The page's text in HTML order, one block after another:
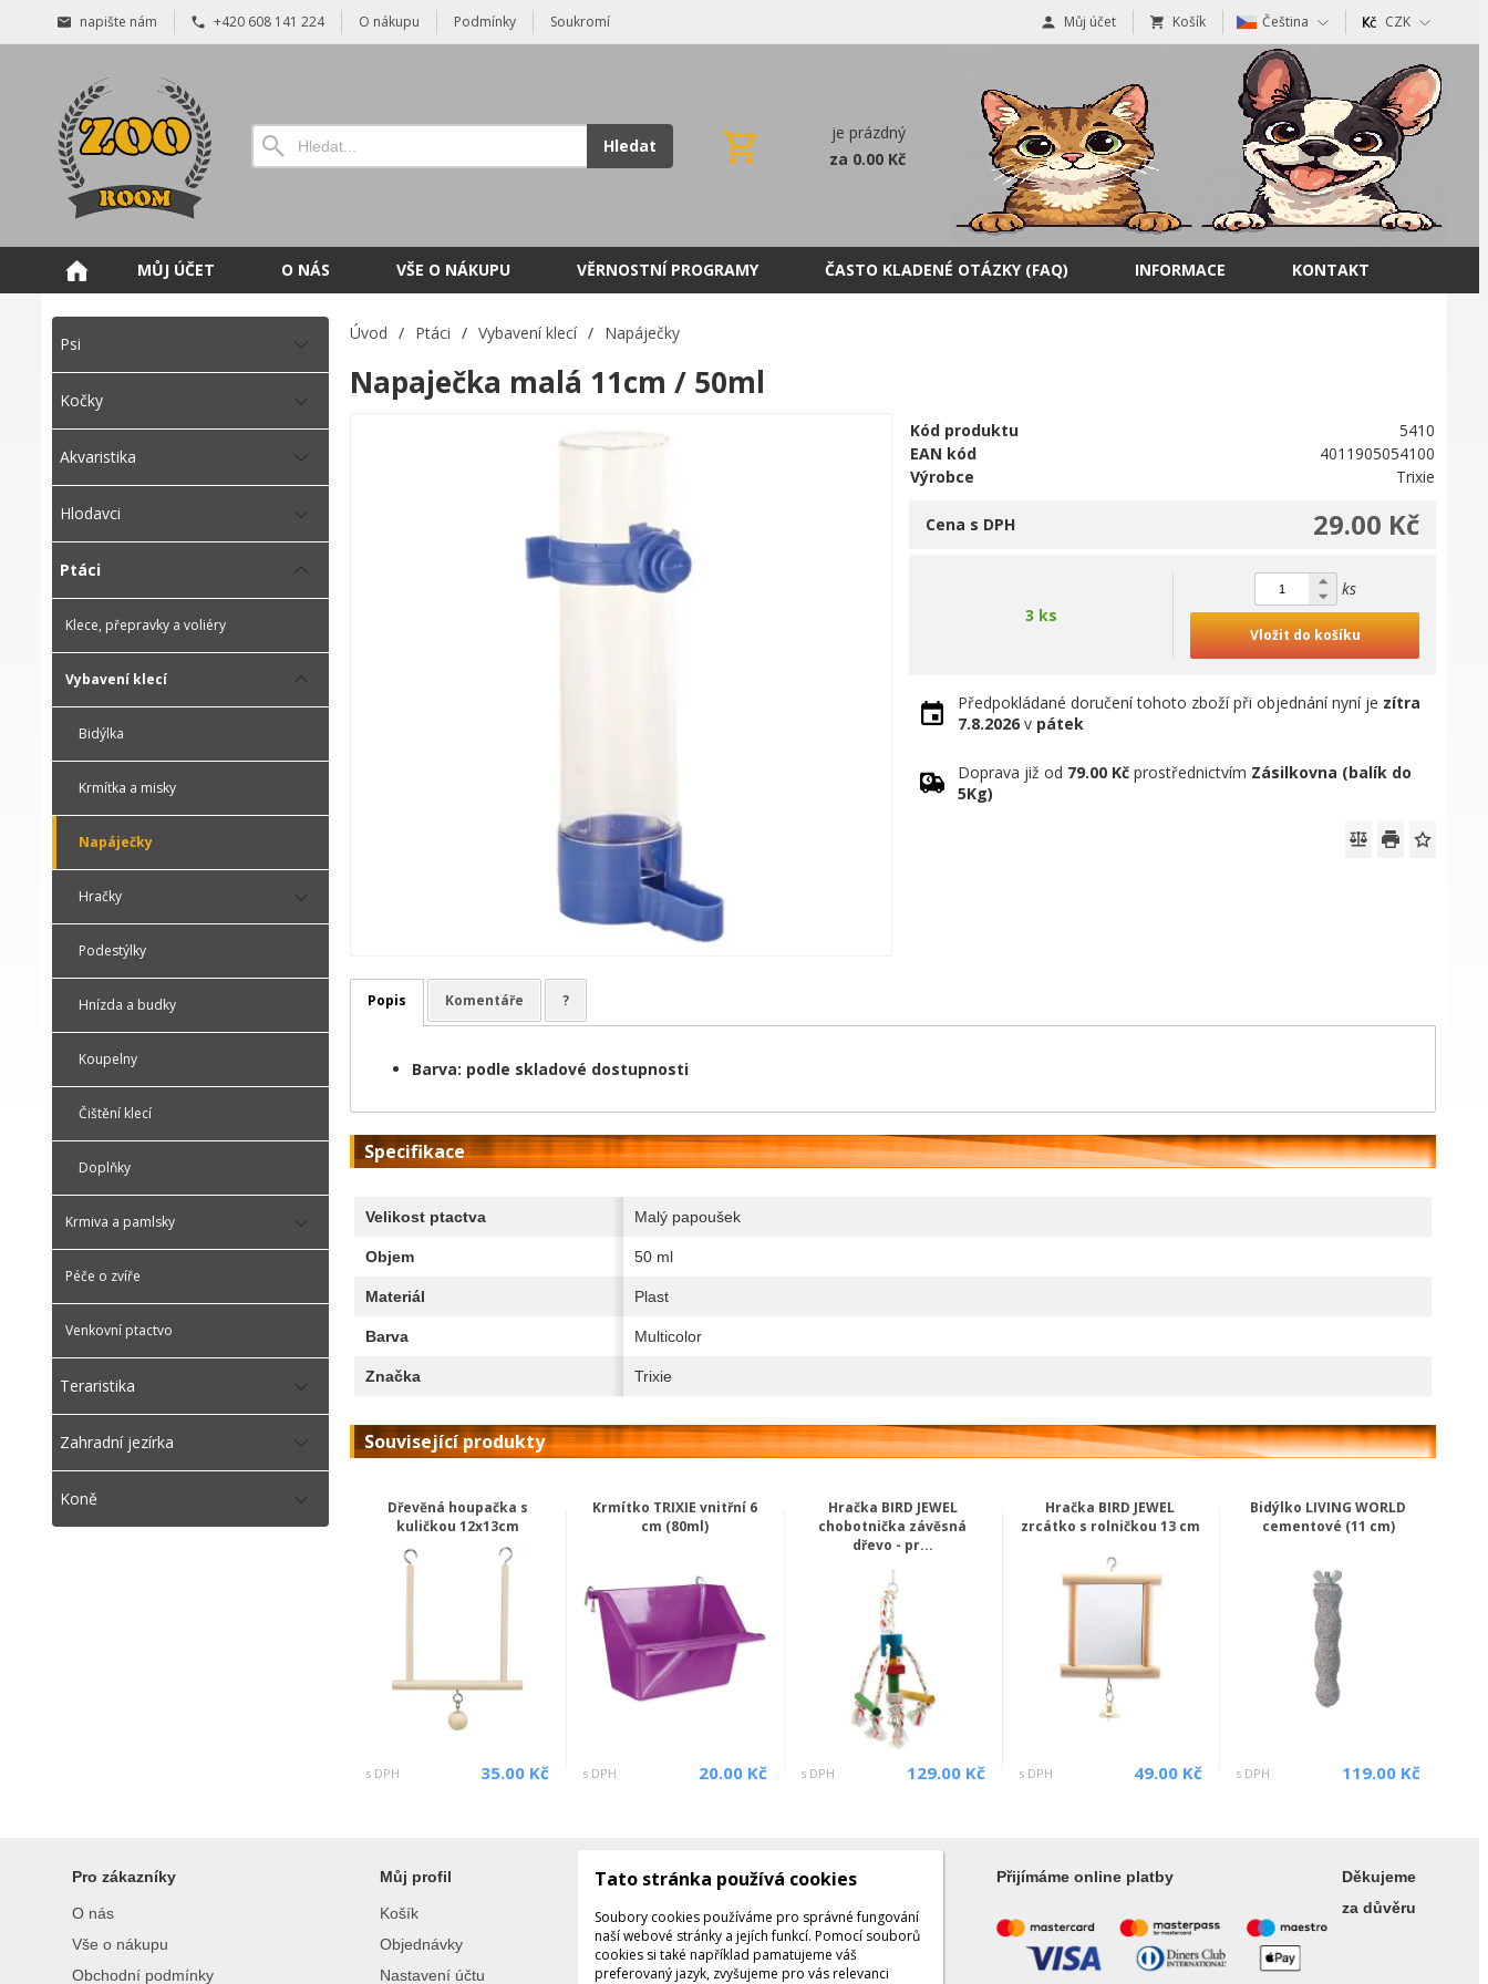
napište nám +420 608 141 224 O nákupu Podmínky Soukromí Můj účet Košík Čeština CZK
Hledat
je prázdný
za 0.00 Kč
MŮJ ÚČET O NÁS VŠE O NÁKUPU VĚRNOSTNÍ PROGRAMY ČASTO KLADENÉ OTÁZKY (FAQ) INFORMACE KONTAKT
Psi
Kočky
Akvaristika
Hlodavci
Ptáci
Klece, přepravky a voliéry
Vybavení klecí
Bidýlka
Krmítka a misky
Napáječky
Hračky
Podestýlky
Hnízda a budky
Koupelny
Čištění klecí
Doplňky
Krmiva a pamlsky
Péče o zvíře
Venkovní ptactvo
Teraristika
Zahradní jezírka
Koně
Úvod / Ptáci / Vybavení klecí / Napáječky
Napaječka malá 11cm / 50ml
Kód produktu
5410
EAN kód
4011905054100
Výrobce
Trixie
29.00 Kč
Cena s DPH
3 ks
ks
Vložit do košíku
Předpokládané doručení tohoto zboží při objednání nyní je zítra
7.8.2026 v pátek
Doprava již od 79.00 Kč prostřednictvím Zásilkovna (balík do
5Kg)
Popis Komentáře ?
Barva: podle skladové dostupnosti
Specifikace
Velikost ptactva Malý papoušek
Objem 50 ml
Materiál Plast
Barva Multicolor
Značka Trixie
Související produkty
Dřevěná houpačka s
kuličkou 12x13cm
s DPH 35.00 Kč
Krmítko TRIXIE vnitřní 6
cm (80ml)
s DPH 20.00 Kč
Hračka BIRD JEWEL
chobotnička závěsná
dřevo - pr...
s DPH 129.00 Kč
Hračka BIRD JEWEL
zrcátko s rolničkou 13 cm
s DPH 49.00 Kč
Bidýlko LIVING WORLD
cementové (11 cm)
s DPH 119.00 Kč
Pro zákazníky
O nás
Vše o nákupu
Obchodní podmínky
Můj profil
Košík
Objednávky
Nastavení účtu
Kontakty
Kontaktujte nás
Tel.: +420 608 141 224
Po - Pá: 9:00 - 16:00
Přijímáme online platby
Děkujeme
za důvěru
Tato stránka používá cookies
Soubory cookies používáme pro správné fungování
naší webové stránky a jejích funkcí. Pomocí souborů
cookies si také například pamatujeme váš
preferovaný jazyk, zvyšujeme pro vás relevanci